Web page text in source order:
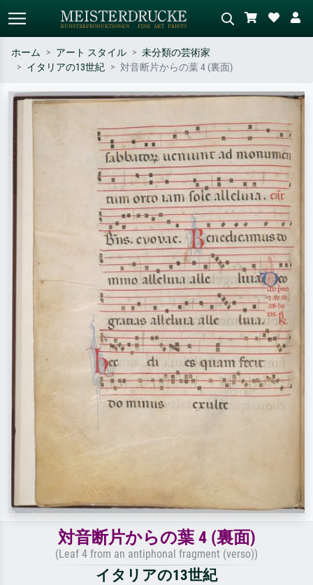
作家名・作品名・スタイルで検索
– 例：モネ、星月夜、印象派、北
斎の波、ヌード。
シーンを説明してください – 例：
油絵、木のそばの立ち姿のヌー
ド。
ホーム アート スタイル
未分類の芸術家
イタリアの13世紀
対音断片からの葉 4 (裏面)
対音断片からの葉 4 (裏面)
(Leaf 4 from an antiphonal fragment (verso))
イタリアの13世紀